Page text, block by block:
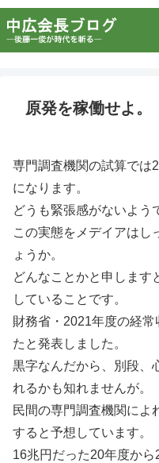
原発を稼働せよ。
専門調査機関の試算では
になります。
どうも緊張感がないよう
この実態をメデイアはし
ょうか。
どんなことかと申します
していることです。
財務省・2021年度の経
たと発表しました。
黒字なんだから、別段、
れるかも知れませんが。
民間の専門調査機関によ
すると予想しています。
16兆円だった20年度か